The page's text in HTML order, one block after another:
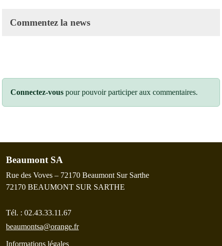
Commentez la news
Connectez-vous pour pouvoir participer aux commentaires.
Beaumont SA
Rue des Voves – 72170 Beaumont Sur Sarthe
72170 BEAUMONT SUR SARTHE
Tél. : 02.43.33.11.67
beaumontsa@orange.fr
Informations légales